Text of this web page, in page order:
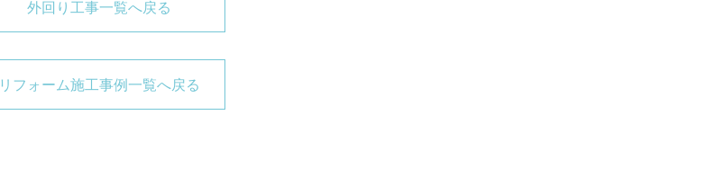
外回り工事一覧へ戻る
リフォーム施工事例一覧へ戻る